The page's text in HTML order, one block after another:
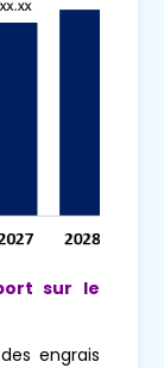
sur le
engrais